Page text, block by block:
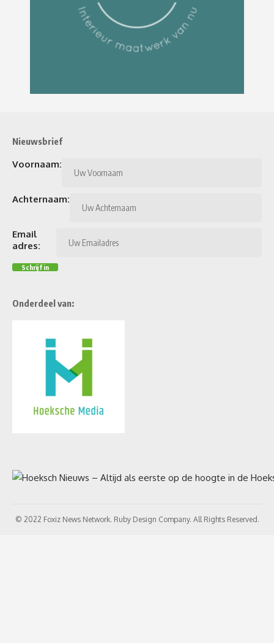
Nieuwsbrief
Voornaam:
Achternaam:
Email
adres:
Onderdeel van:
© 2022 Foxiz News Network. Ruby Design Company. All Rights Reserved.